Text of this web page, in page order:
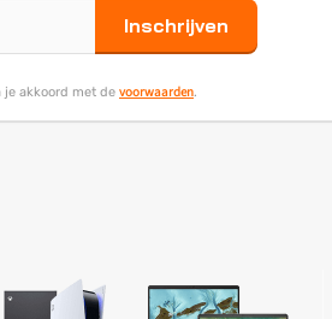
Inschrijven
akkoord met de voorwaarden.